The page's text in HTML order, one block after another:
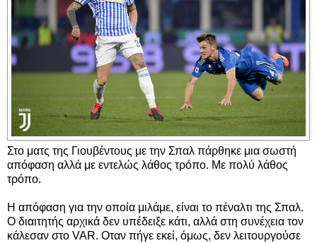
Στο ματς της Γιουβέντους με την Σπαλ πάρθηκε μια σωστή
απόφαση αλλά με εντελώς λάθος τρόπο. Με πολύ λάθος
τρόπο.
Η απόφαση για την οποία μιλάμε, είναι το πέναλτι της Σπαλ.
Ο διαιτητής αρχικά δεν υπέδειξε κάτι, αλλά στη συνέχεια τον
κάλεσαν στο VAR. Οταν πήγε εκεί, όμως, δεν λειτουργούσε